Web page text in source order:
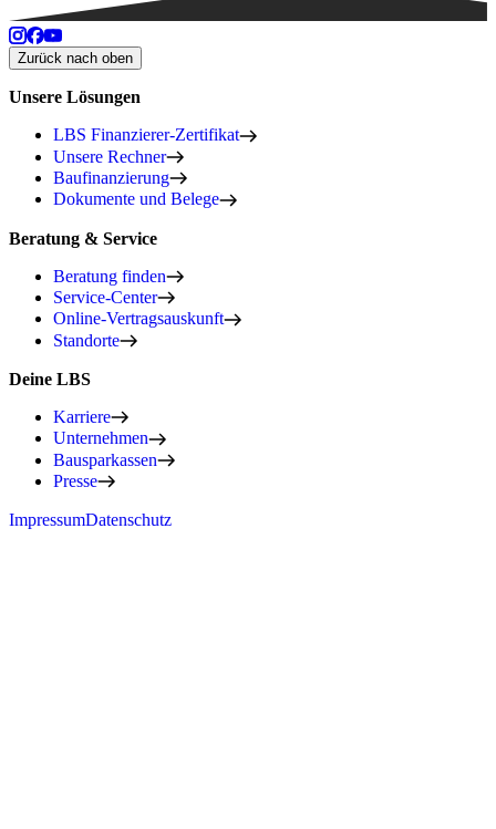
Zurück nach oben
Unsere Lösungen
LBS Finanzierer-Zertifikat
Unsere Rechner
Baufinanzierung
Dokumente und Belege
Beratung & Service
Beratung finden
Service-Center
Online-Vertragsauskunft
Standorte
Deine LBS
Karriere
Unternehmen
Bausparkassen
Presse
ImpressumDatenschutz